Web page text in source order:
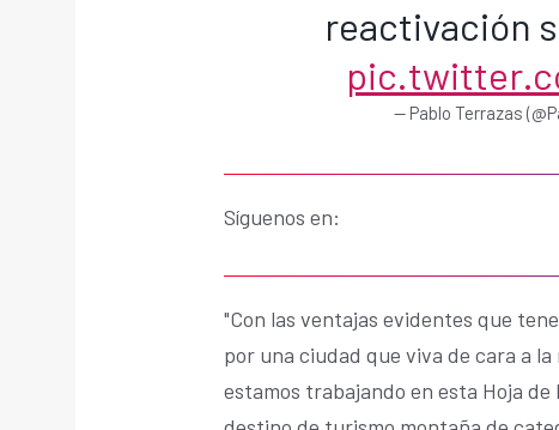
reactivación
— Pablo Terrazas
Síguenos en:
"Con las ventajas evidentes que
por una ciudad que viva de cara a
estamos trabajando en esta Hoja